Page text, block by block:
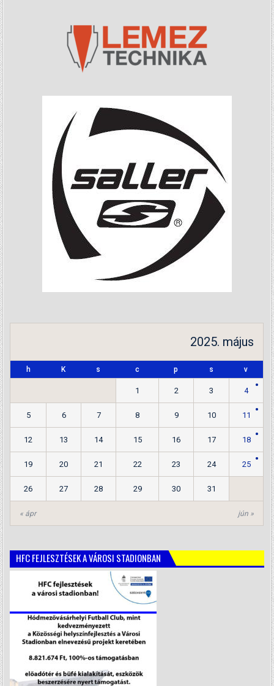
2025. május
h K s c p s v
« ápr jún »
1 2 3 4
5 6 7 8 9 10 11
12 13 14 15 16 17 18
19 20 21 22 23 24 25
26 27 28 29 30 31
HFC FEJLESZTÉSEK A VÁROSI STADIONBAN